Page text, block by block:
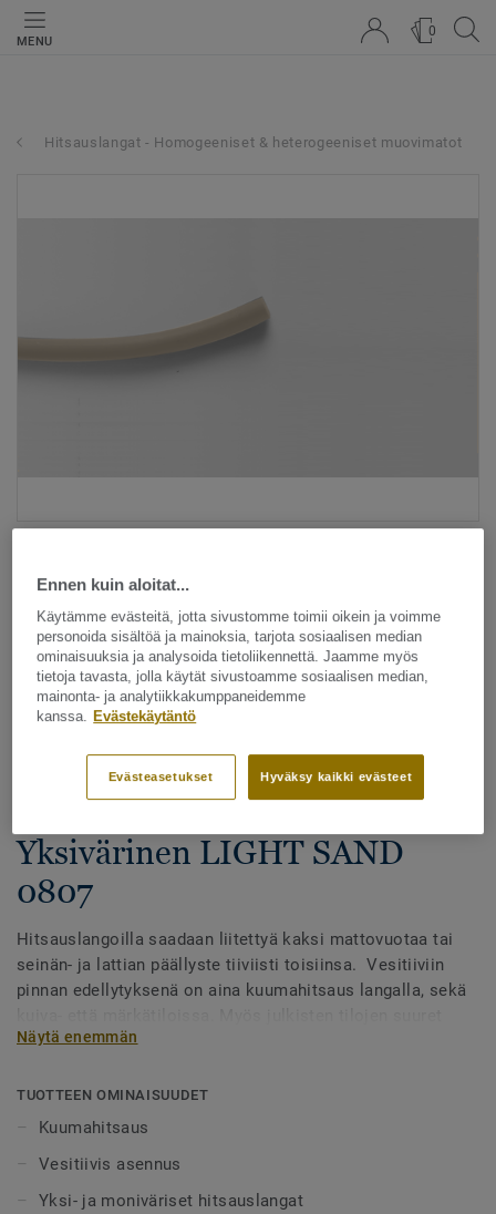
MENU
0
Hitsauslangat - Homogeeniset & heterogeeniset muovimatot
Katso kaikki kuosit - NCS ja LRV (1096)
Hitsauslangat - Homogeeniset
& heterogeeniset muovimatot -
Yksivärinen LIGHT SAND
0807
Hitsauslangoilla saadaan liitettyä kaksi mattovuotaa tai
seinän- ja lattian päällyste tiiviisti toisiinsa. Vesitiiviin
pinnan edellytyksenä on aina kuumahitsaus langalla, sekä
alueet tulee aina lankahitsata. Hitsatut saumat myös
rakoihin. Hitsauslankoja on saatavilla yksi- tai
monivärisenä, joko häivyttämään saumakohdat tai
Näytä enemmän
TUOTTEEN OMINAISUUDET
Kuumahitsaus
Vesitiivis asennus
Yksi- ja moniväriset hitsauslangat
Ennen kuin aloitat...
Käytämme evästeitä, jotta sivustomme toimii oikein ja voimme
personoida sisältöä ja mainoksia, tarjota sosiaalisen median
ominaisuuksia ja analysoida tietoliikennettä. Jaamme myös
tietoja tavasta, jolla käytät sivustoamme sosiaalisen median,
mainonta- ja analytiikkakumppaneidemme
kanssa. Evästekäytäntö
Hyväksy kaikki evästeet
Evästeasetukset